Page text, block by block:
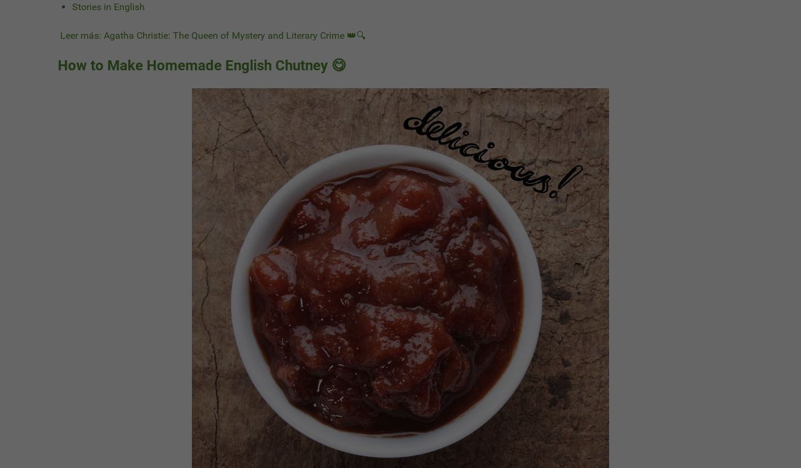
Stories in English
Leer más: Agatha Christie: The Queen of Mystery and Literary Crime 👑🔍
How to Make Homemade English Chutney 😋